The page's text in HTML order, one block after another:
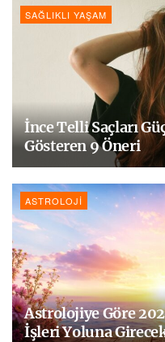
SAĞLIKLI YAŞAM
İnce Telli Saçları
Gösteren 9 Öneri
ASTROLOJI
Astrolojiye Göre
İşleri Yoluna